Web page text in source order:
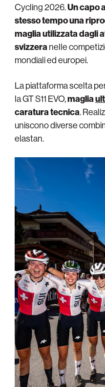
Cycling 2026.Un capo
stesso tempo una
maglia utilizzata dagli
svizzeranelle
mondiali ed europei.
La piattaforma scelta
la GT S11 EVO,maglia
caratura tecnica.
uniscono diverse
elastan.